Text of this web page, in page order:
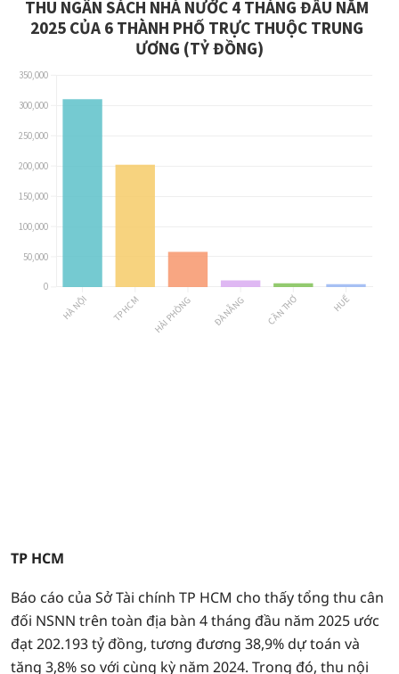
TP HCM
Báo cáo của Sở Tài chính TP HCM cho thấy tổng thu cân
đối NSNN trên toàn địa bàn 4 tháng đầu năm 2025 ước
đạt 202.193 tỷ đồng, tương đương 38,9% dự toán và
tăng 3,8% so với cùng kỳ năm 2024. Trong đó, thu nội